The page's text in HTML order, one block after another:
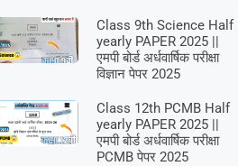
Class 9th Science Half
yearly PAPER 2025 ||
एमपी बोर्ड अर्धवार्षिक परीक्षा
विज्ञान पेपर 2025
Class 12th PCMB Half
yearly PAPER 2025 ||
एमपी बोर्ड अर्धवार्षिक परीक्षा
PCMB पेपर 2025